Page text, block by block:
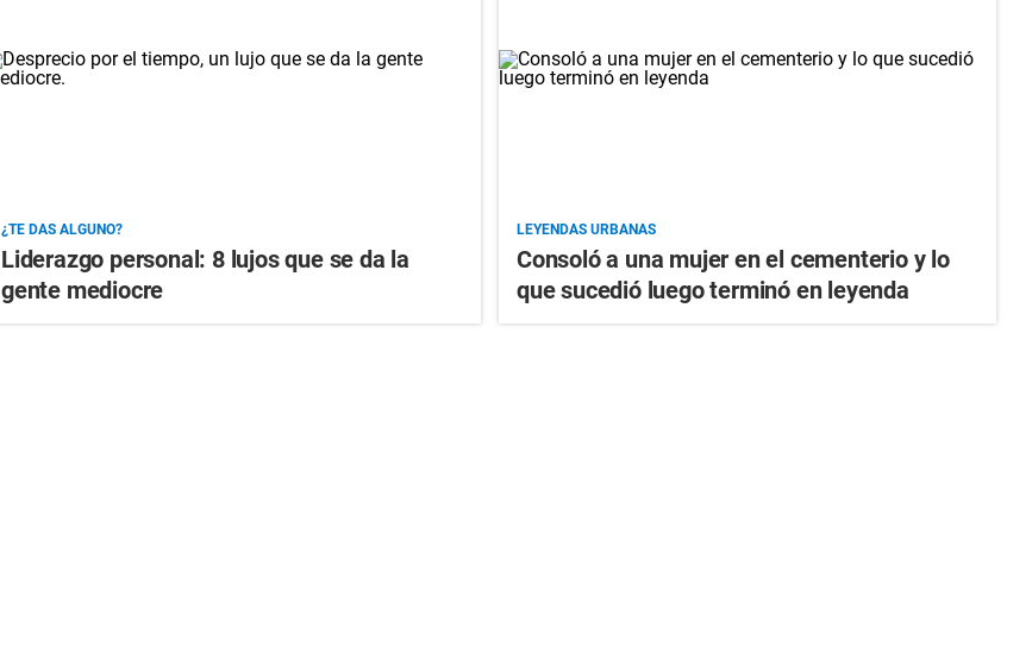
¿TE DAS ALGUNO?
Liderazgo personal: 8 lujos que se da la
gente mediocre
LEYENDAS URBANAS
Consoló a una mujer en el cementerio y lo
que sucedió luego terminó en leyenda